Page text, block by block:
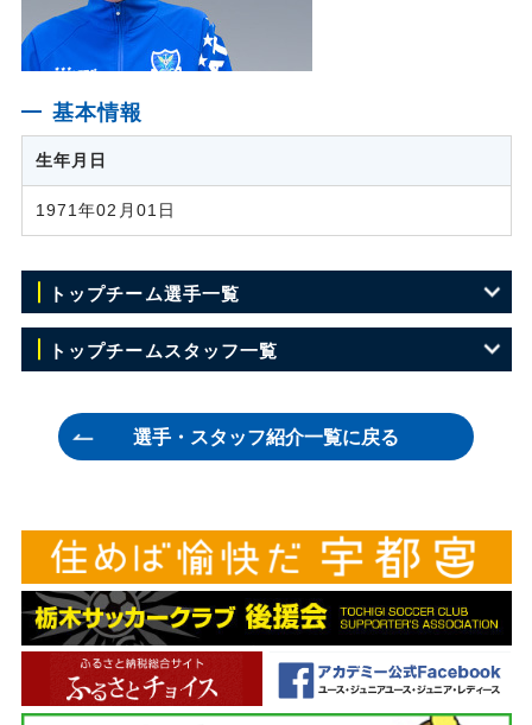
基本情報
生年月日
1971年02月01日
トップチーム選手一覧
GK 1 川田 修平
GK 27 丹野 研太
DF 3 黒﨑 隼人
DF 5 大谷 尚輝
DF 13 坂 圭祐
DF 17 藤谷 匠
トップチームスタッフ一覧
ヘッドコーチ 長島 裕明
GKコーチ 大神 友明
アナリスト 眞鍋 将吾
フィジカルコーチ 坂本 裕史
チーフトレーナー 松本 祐太
選手・スタッフ紹介一覧に戻る